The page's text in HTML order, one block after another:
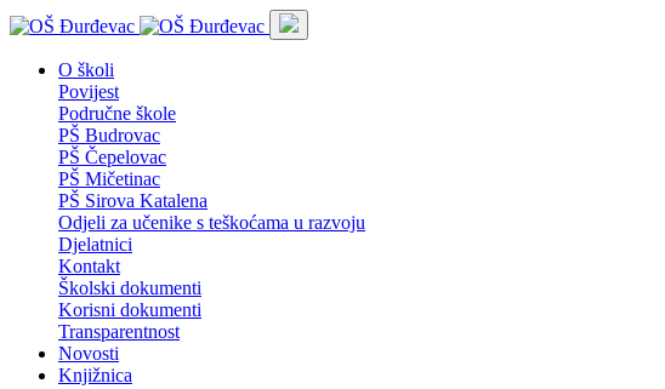
O školi
Povijest
Područne škole
PŠ Budrovac
PŠ Čepelovac
PŠ Mičetinac
PŠ Sirova Katalena
Odjeli za učenike s teškoćama u razvoju
Djelatnici
Kontakt
Školski dokumenti
Korisni dokumenti
Transparentnost
Novosti
Knjižnica